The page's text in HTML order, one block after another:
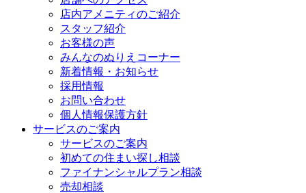
店内アメニティのご紹介
スタッフ紹介
お客様の声
みんなのぬりえコーナー
新着情報・お知らせ
採用情報
お問い合わせ
個人情報保護方針
サービスのご案内
サービスのご案内
初めての住まい探し相談
ファイナンシャルプラン相談
売却相談